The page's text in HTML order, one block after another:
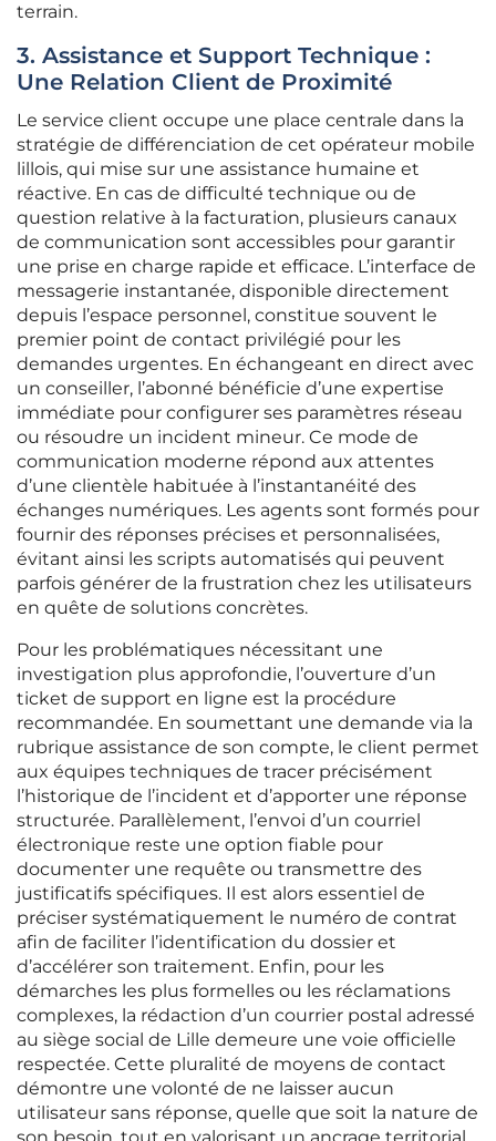
terrain.
3. Assistance et Support Technique :
Une Relation Client de Proximité
Le service client occupe une place centrale dans la
stratégie de différenciation de cet opérateur mobile
lillois, qui mise sur une assistance humaine et
réactive. En cas de difficulté technique ou de
question relative à la facturation, plusieurs canaux
de communication sont accessibles pour garantir
une prise en charge rapide et efficace. L’interface de
messagerie instantanée, disponible directement
depuis l’espace personnel, constitue souvent le
premier point de contact privilégié pour les
demandes urgentes. En échangeant en direct avec
un conseiller, l’abonné bénéficie d’une expertise
immédiate pour configurer ses paramètres réseau
ou résoudre un incident mineur. Ce mode de
communication moderne répond aux attentes
d’une clientèle habituée à l’instantanéité des
échanges numériques. Les agents sont formés pour
fournir des réponses précises et personnalisées,
évitant ainsi les scripts automatisés qui peuvent
parfois générer de la frustration chez les utilisateurs
en quête de solutions concrètes.
Pour les problématiques nécessitant une
investigation plus approfondie, l’ouverture d’un
ticket de support en ligne est la procédure
recommandée. En soumettant une demande via la
rubrique assistance de son compte, le client permet
aux équipes techniques de tracer précisément
l’historique de l’incident et d’apporter une réponse
structurée. Parallèlement, l’envoi d’un courriel
électronique reste une option fiable pour
documenter une requête ou transmettre des
justificatifs spécifiques. Il est alors essentiel de
préciser systématiquement le numéro de contrat
afin de faciliter l’identification du dossier et
d’accélérer son traitement. Enfin, pour les
démarches les plus formelles ou les réclamations
complexes, la rédaction d’un courrier postal adressé
au siège social de Lille demeure une voie officielle
respectée. Cette pluralité de moyens de contact
démontre une volonté de ne laisser aucun
utilisateur sans réponse, quelle que soit la nature de